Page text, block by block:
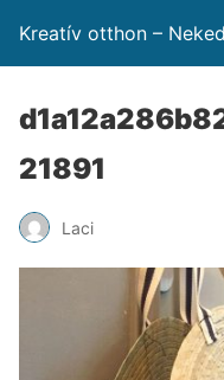
Kreatív otthon – Neked
21891
Laci